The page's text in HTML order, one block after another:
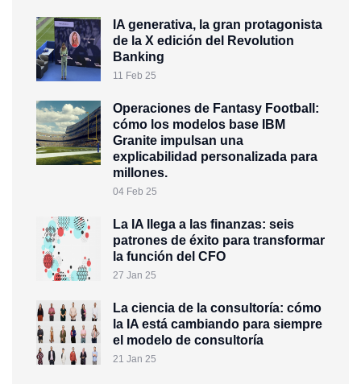
IA generativa, la gran protagonista
de la X edición del Revolution
Banking
11 Feb 25
Operaciones de Fantasy Football:
cómo los modelos base IBM
Granite impulsan una
explicabilidad personalizada para
millones.
04 Feb 25
La IA llega a las finanzas: seis
patrones de éxito para transformar
la función del CFO
27 Jan 25
La ciencia de la consultoría: cómo
la IA está cambiando para siempre
el modelo de consultoría
21 Jan 25